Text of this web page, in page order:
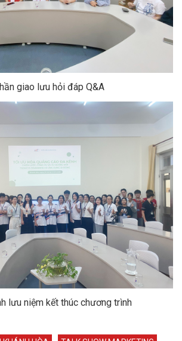
giao lưu hỏi đáp Q&A
lưu niệm kết thúc chương trình